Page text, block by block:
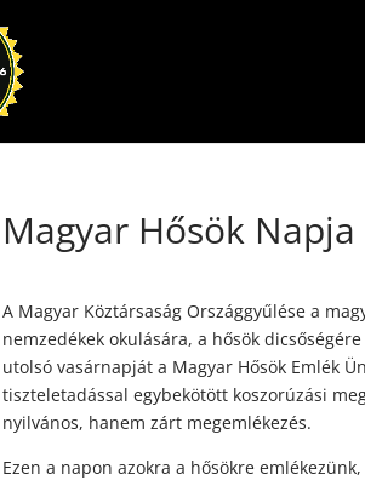
Magyar Hősök Napja
A Magyar Köztársaság Országgyűlése a
nemzedékek okulására, a hősök
utolsó vasárnapját a Magyar Hősök Emlék
tiszteletadással egybekötött koszorúzási
nyilvános, hanem zárt megemlékezés.
Ezen a napon azokra a hősökre